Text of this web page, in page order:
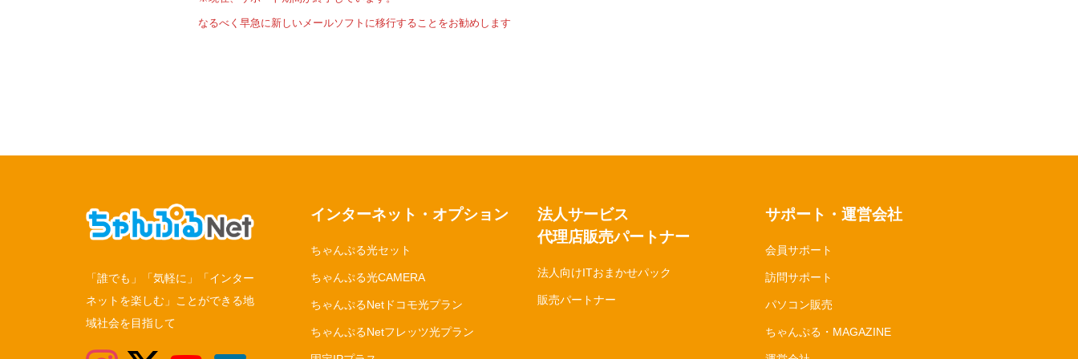
なるべく早急に新しいメールソフトに移行することをお勧めします
インターネット・オプション
ちゃんぷる光セット
ちゃんぷる光CAMERA
ちゃんぷるNetドコモ光プラン
ちゃんぷるNetフレッツ光プラン
法人サービス
代理店販売パートナー
法人向けITおまかせパック
販売パートナー
サポート・運営会社
会員サポート
訪問サポート
パソコン販売
ちゃんぷる・MAGAZINE
「誰でも」「気軽に」「インター
ネットを楽しむ」ことができる地
域社会を目指して